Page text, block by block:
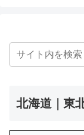
北海道｜東